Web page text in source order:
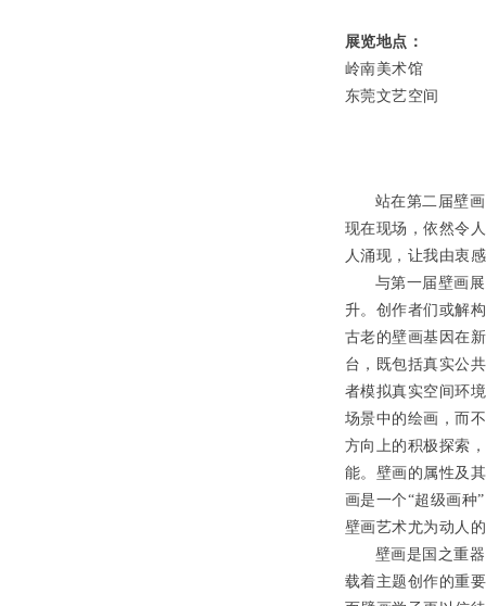
展览地点：
岭南美术馆
东莞文艺空间
站在第二届壁
现在现场，依然令
人涌现，让我由衷
与第一届壁画
升。创作者们或解
古老的壁画基因在
台，既包括真实公
者模拟真实空间环
场景中的绘画，而
方向上的积极探索
能。壁画的属性及
画是一个“超级画种
壁画艺术尤为动人
壁画是国之重
载着主题创作的重